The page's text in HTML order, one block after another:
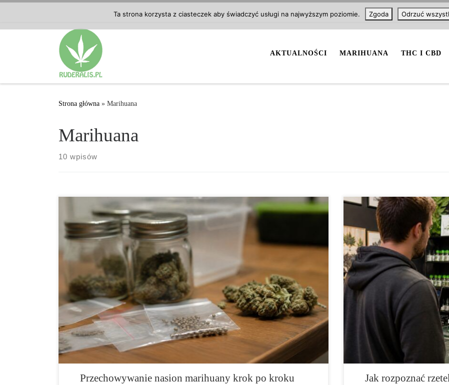
AKTUALNOŚCI MARIHUANA THC I CBD
Strona główna » Marihuana
Marihuana
10 wpisów
Jak przechowywać nasiona marihuany w domu? Kompleksowy poradnik dla
początkujących i zaawansowanych kolekcjonerów Wprowadzenie Nasiona marihuany to
materiał wyjątkowo wrażliwy na warunki otoczenia. Niezależnie od tego, czy ktoś
posiada kilka nasion zakupionych do celów kolekcjonerskich, czy też buduje większą
kolekcję różnych odmian, odpowiednie przechowywanie ma kluczowe znaczenie dla
zachowania ich […]
Przechowywanie nasion marihuany krok po kroku
O co zapytać sprzedawcę przed
warto poprzedzić dokładnym
sprzedawcą. Dla wielu
kolekcjonerskim, pamiątkowym,
złożeniem zamówienia dobrze
Sama nazwa odmiany, […]
Jak rozpoznać
Ta strona korzysta z ciasteczek aby świadczyć usługi na najwyższym poziomie. Zgoda Odrzuć